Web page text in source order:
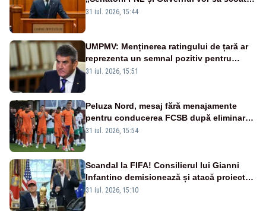
la vânzare bunuri publice pentru a stinge
31 iul. 2026, 15:44
UMPMV: Menținerea ratingului de țară ar
reprezenta un semnal pozitiv pentru
România. Autoritățile trebuie să continue
31 iul. 2026, 15:51
Peluza Nord, mesaj fără menajamente
pentru conducerea FCSB după eliminarea
rușinoasă din Conference League
31 iul. 2026, 15:54
Scandal la FIFA! Consilierul lui Gianni
Infantino demisionează și atacă proiectul
privind investitorii străini
31 iul. 2026, 15:10